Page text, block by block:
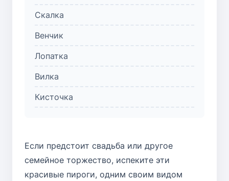
Скалка
Венчик
Лопатка
Вилка
Кисточка
Если предстоит свадьба или другое
семейное торжество, испеките эти
красивые пироги, одним своим видом